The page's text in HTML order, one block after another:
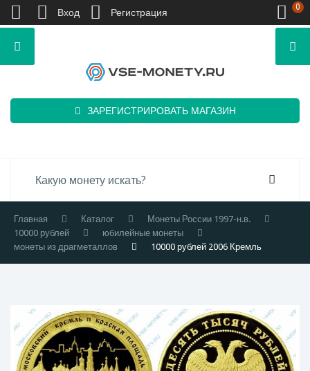
ЗАРЕГИСТРИРОВАТЬ МАГАЗИН
Главная Каталог
Монеты России 1997-н.в.
10000 рублей
юбилейные монеты
монеты из драгметаллов
10000 рублей 2006 Кремль
Вход Регистрация 0